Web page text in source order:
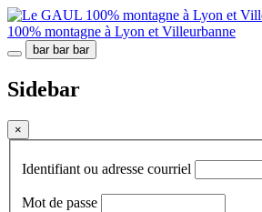
100% montagne à Lyon et Villeurbanne
bar bar bar
Sidebar
×
Identifiant ou adresse courriel
Mot de passe